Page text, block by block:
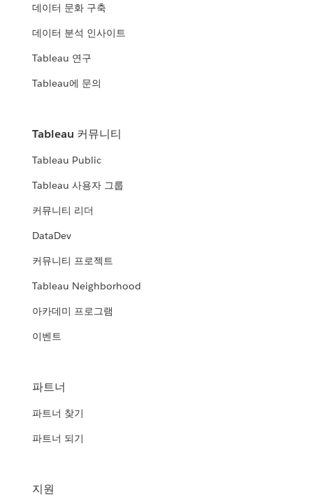
데이터 문화 구축
데이터 분석 인사이트
Tableau 연구
Tableau에 문의
Tableau 커뮤니티
Tableau Public
Tableau 사용자 그룹
커뮤니티 리더
DataDev
커뮤니티 프로젝트
Tableau Neighborhood
아카데미 프로그램
이벤트
파트너
파트너 찾기
파트너 되기
지원